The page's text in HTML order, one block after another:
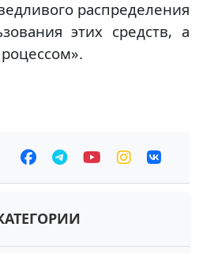
распределения
этих средств, а